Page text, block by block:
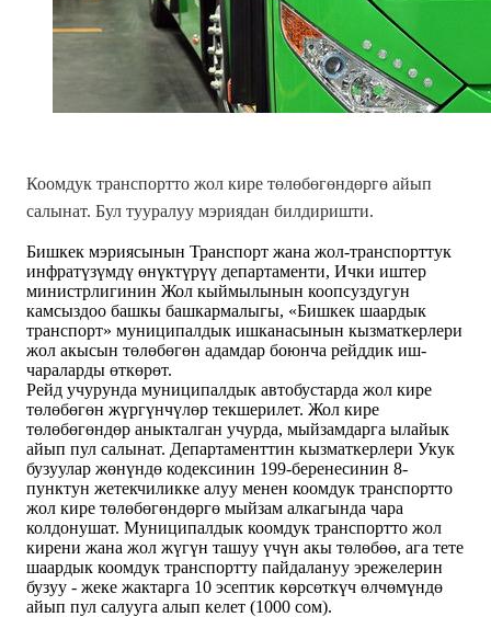
Коомдук транспортто жол кире төлөбөгөндөргө айып
салынат. Бул тууралуу мэриядан билдиришти.
Бишкек мэриясынын Транспорт жана жол-транспорттук
инфратүзүмдү өнүктүрүү департаменти, Ички иштер
министрлигинин Жол кыймылынын коопсуздугун
камсыздоо башкы башкармалыгы, «Бишкек шаардык
транспорт» муниципалдык ишканасынын кызматкерлери
жол акысын төлөбөгөн адамдар боюнча рейддик иш-
чараларды өткөрөт.
Рейд учурунда муниципалдык автобустарда жол кире
төлөбөгөн жүргүнчүлөр текшерилет. Жол кире
төлөбөгөндөр аныкталган учурда, мыйзамдарга ылайык
айып пул салынат. Департаменттин кызматкерлери Укук
бузуулар жөнүндө кодексинин 199-беренесинин 8-
пунктун жетекчиликке алуу менен коомдук транспортто
жол кире төлөбөгөндөргө мыйзам алкагында чара
колдонушат. Муниципалдык коомдук транспортто жол
кирени жана жол жүгүн ташуу үчүн акы төлөбөө, ага тете
шаардык коомдук транспортту пайдалануу эрежелерин
бузуу - жеке жактарга 10 эсептик көрсөткүч өлчөмүндө
айып пул салууга алып келет (1000 сом).